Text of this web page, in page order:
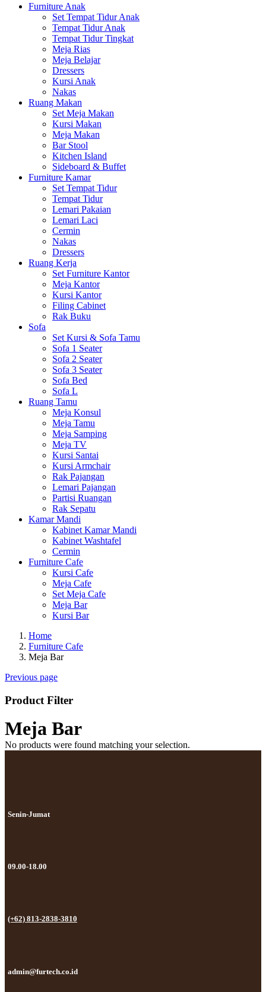
Furniture Anak
Set Tempat Tidur Anak
Tempat Tidur Anak
Tempat Tidur Tingkat
Meja Rias
Meja Belajar
Dressers
Kursi Anak
Nakas
Ruang Makan
Set Meja Makan
Kursi Makan
Meja Makan
Bar Stool
Kitchen Island
Sideboard & Buffet
Furniture Kamar
Set Tempat Tidur
Tempat Tidur
Lemari Pakaian
Lemari Laci
Cermin
Nakas
Dressers
Ruang Kerja
Set Furniture Kantor
Meja Kantor
Kursi Kantor
Filing Cabinet
Rak Buku
Sofa
Set Kursi & Sofa Tamu
Sofa 1 Seater
Sofa 2 Seater
Sofa 3 Seater
Sofa Bed
Sofa L
Ruang Tamu
Meja Konsul
Meja Tamu
Meja Samping
Meja TV
Kursi Santai
Kursi Armchair
Rak Pajangan
Lemari Pajangan
Partisi Ruangan
Rak Sepatu
Kamar Mandi
Kabinet Kamar Mandi
Kabinet Washtafel
Cermin
Furniture Cafe
Kursi Cafe
Meja Cafe
Set Meja Cafe
Meja Bar
Kursi Bar
Home
Furniture Cafe
Meja Bar
Previous page
Product Filter
Meja Bar
No products were found matching your selection.
Senin-Jumat
09.00-18.00
(+62) 813-2838-3810
admin@furtech.co.id